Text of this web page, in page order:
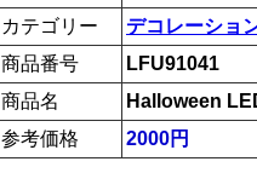
カテゴリー
デコレーショ
商品番号
LFU91041
商品名
Halloween
参考価格
2000円